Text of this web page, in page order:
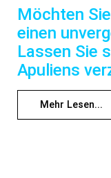
Möchten
einen
Lassen Sie
Apuliens
Mehr Lesen...